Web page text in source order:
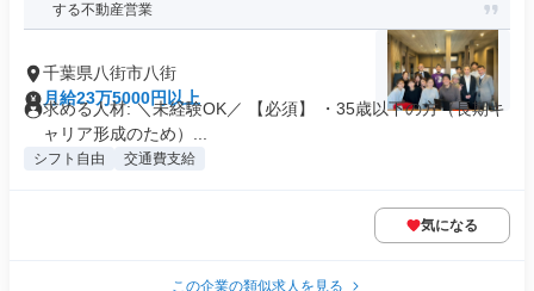
する不動産営業
千葉県八街市八街
月給23万5000円以上
求める人材: ＼未経験OK／ 【必須】 ・35歳以下の方（長期キ
ャリア形成のため）...
シフト自由 交通費支給
気になる
この企業の類似求人を見る